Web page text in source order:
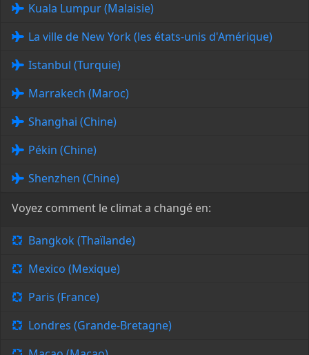
Kuala Lumpur (Malaisie)
La ville de New York (les états-unis d'Amérique)
Istanbul (Turquie)
Marrakech (Maroc)
Shanghai (Chine)
Pékin (Chine)
Shenzhen (Chine)
Voyez comment le climat a changé en:
Bangkok (Thaïlande)
Mexico (Mexique)
Paris (France)
Londres (Grande-Bretagne)